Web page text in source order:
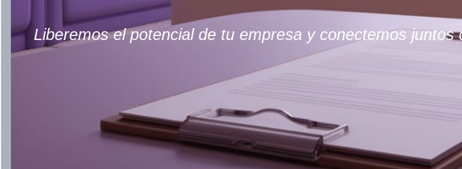
Liberemos el potencial de tu empresa y conectemos juntos